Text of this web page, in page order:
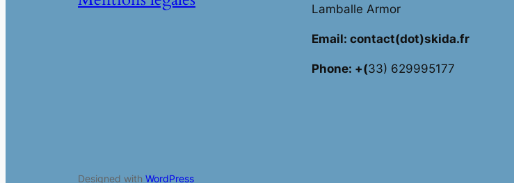
Lamballe Armor
Email: contact(dot)skida.fr
Phone: +(33) 629995177
Designed with WordPress